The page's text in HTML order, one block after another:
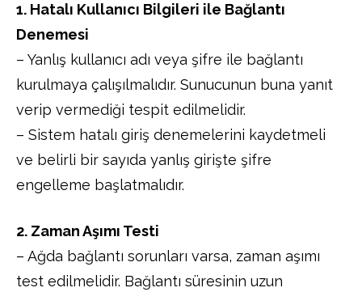
1. Hatalı Kullanıcı Bilgileri ile Bağlantı
Denemesi
– Yanlış kullanıcı adı veya şifre ile bağlantı
kurulmaya çalışılmalıdır. Sunucunun buna yanıt
verip vermediği tespit edilmelidir.
– Sistem hatalı giriş denemelerini kaydetmeli
ve belirli bir sayıda yanlış girişte şifre
engelleme başlatmalıdır.
2. Zaman Aşımı Testi
– Ağda bağlantı sorunları varsa, zaman aşımı
test edilmelidir. Bağlantı süresinin uzun